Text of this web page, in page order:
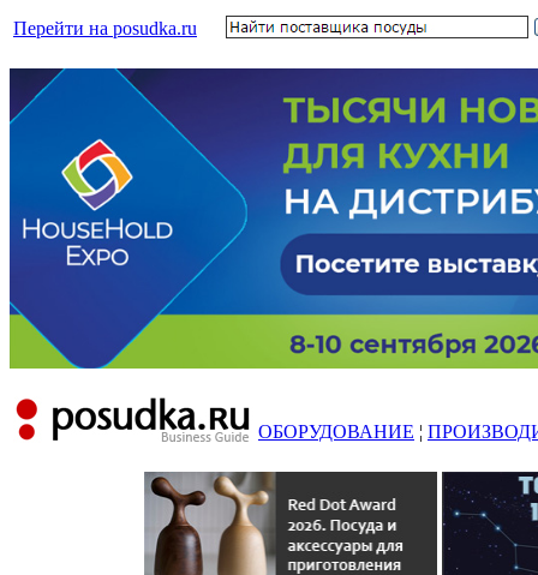
Перейти на posudka.ru
ОБОРУДОВАНИЕ ¦